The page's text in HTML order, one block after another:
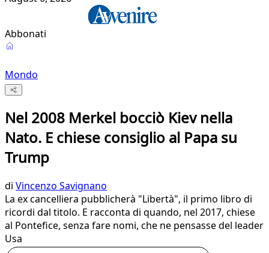
Abbonati
Mondo
Nel 2008 Merkel bocciò Kiev nella
Nato. E chiese consiglio al Papa su
Trump
di Vincenzo Savignano
La ex cancelliera pubblicherà "Libertà", il primo libro di
ricordi dal titolo. E racconta di quando, nel 2017, chiese
al Pontefice, senza fare nomi, che ne pensasse del leader
Usa